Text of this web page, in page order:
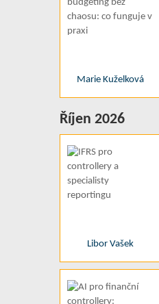
Marie Kuželková
Říjen 2026
Libor Vašek